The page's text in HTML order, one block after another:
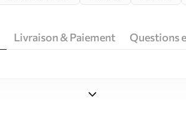
Livraison & Paiement Questions